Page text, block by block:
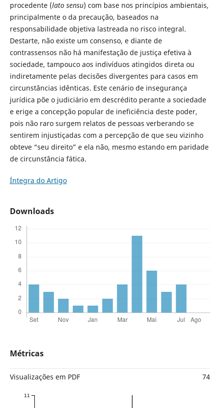
procedente (lato sensu) com base nos princípios ambientais,
principalmente o da precaução, baseados na
responsabilidade objetiva lastreada no risco integral.
Destarte, não existe um consenso, e diante de
contrassensos não há manifestação de justiça efetiva à
sociedade, tampouco aos indivíduos atingidos direta ou
indiretamente pelas decisões divergentes para casos em
circunstâncias idênticas. Este cenário de insegurança
jurídica põe o judiciário em descrédito perante a sociedade
e erige a concepção popular de ineficiência deste poder,
pois não raro surgem relatos de pessoas verberando se
sentirem injustiçadas com a percepção de que seu vizinho
obteve “seu direito” e ela não, mesmo estando em paridade
de circunstância fática.
Íntegra do Artigo
Downloads
Métricas
Visualizações em PDF 74
11